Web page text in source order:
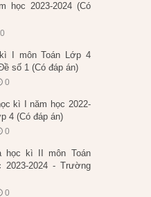
học 2023-2024 (Có
0
I môn Toán Lớp 4
số 1 (Có đáp án)
0
kì I năm học 2022-
4 (Có đáp án)
0
học kì II môn Toán
2024 - Trường
0